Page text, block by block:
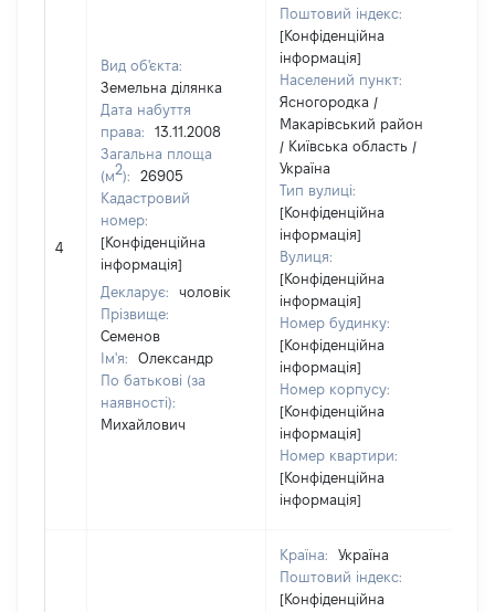
4
Вид об'єкта:
Земельна ділянка
Дата набуття
права:
13.11.2008
Загальна площа
(м2):
26905
Кадастровий
номер:
[Конфіденційна
інформація]
Декларує:
чоловік
Прізвище:
Семенов
Ім'я:
Олександр
По батькові (за
наявності):
Михайлович
Поштовий індекс:
[Конфіденційна
інформація]
Населений пункт:
Ясногородка /
Макарівський район
/ Київська область /
Україна
Тип вулиці:
[Конфіденційна
інформація]
Вулиця:
[Конфіденційна
інформація]
Номер будинку:
[Конфіденційна
інформація]
Номер корпусу:
[Конфіденційна
інформація]
Номер квартири:
[Конфіденційна
інформація]
Країна:
Україна
Поштовий індекс:
[Конфіденційна